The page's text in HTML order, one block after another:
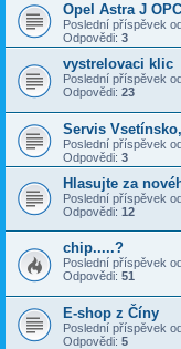
Opel Astra J
Poslední příspěvek
Odpovědi: 3
vystrelovaci klic
Poslední příspěvek
Odpovědi: 23
Servis
Poslední příspěvek
Odpovědi: 3
Hlasujte za
Poslední příspěvek
Odpovědi: 12
chip.....?
Poslední příspěvek od
Odpovědi: 51
E-shop z Číny
Poslední příspěvek
Odpovědi: 5